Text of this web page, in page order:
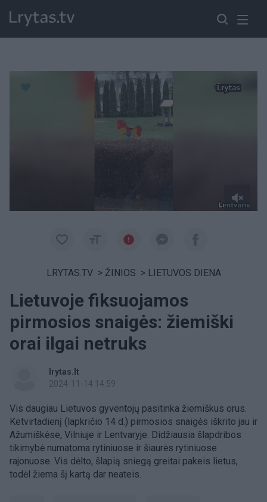
LRYTAS.TV > ŽINIOS > LIETUVOS DIENA
Lietuvoje fiksuojamos
pirmosios snaigės: žiemiški
orai ilgai netruks
lrytas.lt
2024-11-14 14:59
Vis daugiau Lietuvos gyventojų pasitinka žiemiškus orus.
Ketvirtadienį (lapkričio 14 d.) pirmosios snaigės iškrito jau ir
Ažumiškėse, Vilniuje ir Lentvaryje. Didžiausia šlapdribos
tikimybė numatoma rytiniuose ir šiaurės rytiniuose
rajonuose. Vis dėlto, šlapią sniegą greitai pakeis lietus,
todėl žiema šį kartą dar neateis.